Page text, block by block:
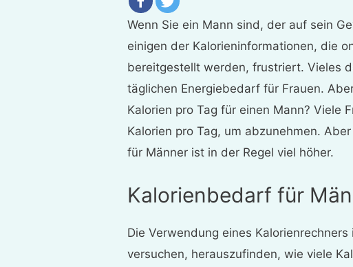
Wenn Sie ein Mann sind, der auf sein
einigen der Kalorieninformationen, die
bereitgestellt werden, frustriert. Vieles
täglichen Energiebedarf für Frauen.
Kalorien pro Tag für einen Mann? Viele
Kalorien pro Tag, um abzunehmen.
für Männer ist in der Regel viel höher.
Kalorienbedarf für
Die Verwendung eines
versuchen, herauszufinden, wie viele